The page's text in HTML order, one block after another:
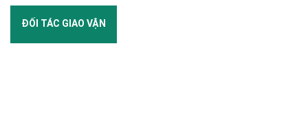
ĐỐI TÁC GIAO VẬN